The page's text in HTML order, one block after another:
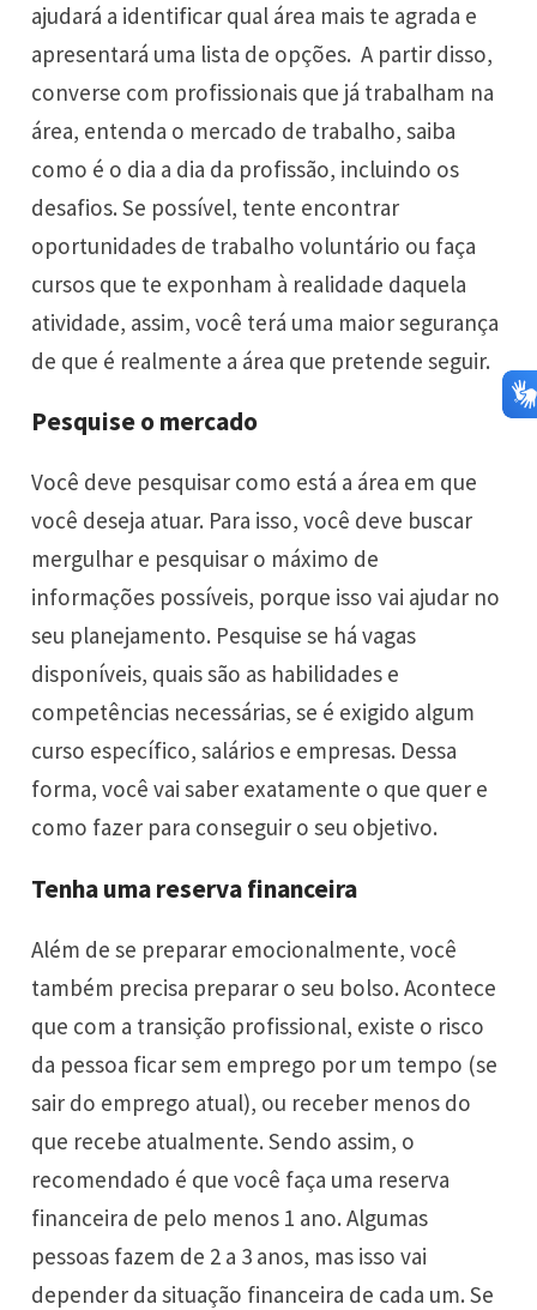
ajudará a identificar qual área mais te agrada e
apresentará uma lista de opções. A partir disso,
converse com profissionais que já trabalham na
área, entenda o mercado de trabalho, saiba
como é o dia a dia da profissão, incluindo os
desafios. Se possível, tente encontrar
oportunidades de trabalho voluntário ou faça
cursos que te exponham à realidade daquela
atividade, assim, você terá uma maior segurança
de que é realmente a área que pretende seguir.
Pesquise o mercado
Você deve pesquisar como está a área em que
você deseja atuar. Para isso, você deve buscar
mergulhar e pesquisar o máximo de
informações possíveis, porque isso vai ajudar no
seu planejamento. Pesquise se há vagas
disponíveis, quais são as habilidades e
competências necessárias, se é exigido algum
curso específico, salários e empresas. Dessa
forma, você vai saber exatamente o que quer e
como fazer para conseguir o seu objetivo.
Tenha uma reserva financeira
Além de se preparar emocionalmente, você
também precisa preparar o seu bolso. Acontece
que com a transição profissional, existe o risco
da pessoa ficar sem emprego por um tempo (se
sair do emprego atual), ou receber menos do
que recebe atualmente. Sendo assim, o
recomendado é que você faça uma reserva
financeira de pelo menos 1 ano. Algumas
pessoas fazem de 2 a 3 anos, mas isso vai
depender da situação financeira de cada um. Se